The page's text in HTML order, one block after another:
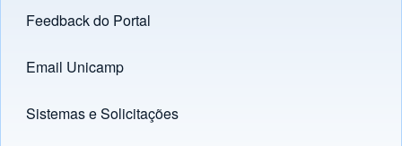
Footer menu
Feedback do Portal
Links
Email Unicamp
(opens in new tab)
Sistemas e Solicitações
(opens in new tab)